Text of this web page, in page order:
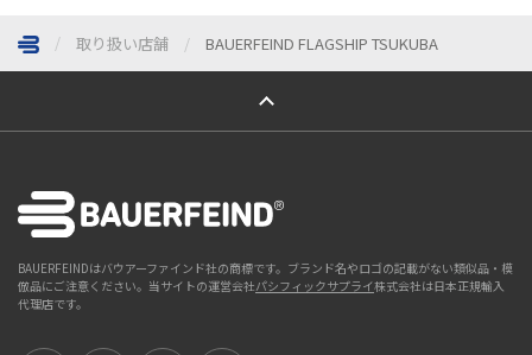
取り扱い店舗 BAUERFEIND FLAGSHIP TSUKUBA
ページトップへ
BAUERFEINDはバウアーファインド社の商標です。ブランド名やロゴの記載がない類似品・模
倣品にご注意ください。当サイトの運営会社パシフィックサプライ株式会社は日本正規輸入
代理店です。